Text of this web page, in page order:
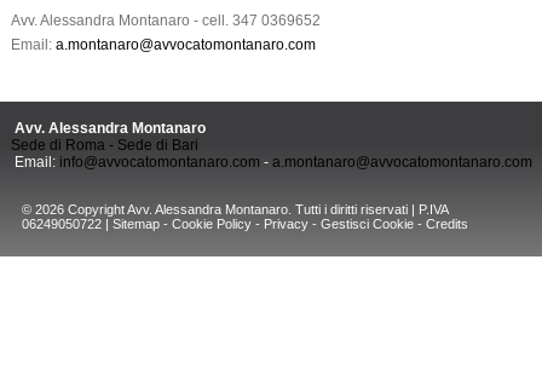
Avv. Alessandra Montanaro - cell. 347 0369652
Email: a.montanaro@avvocatomontanaro.com
Avv. Alessandra Montanaro
Sede di Roma - Sede di Bari
Email: info@avvocatomontanaro.com - a.montanaro@avvocatomontanaro.com
© 2026 Copyright Avv. Alessandra Montanaro. Tutti i diritti riservati | P.IVA
06249050722 | Sitemap- Cookie Policy- Privacy- Gestisci Cookie- Credits